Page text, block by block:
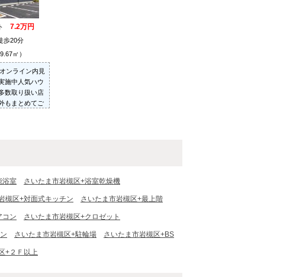
7.2万円
歩20分
㎡）
ンライン内見
施中人気ハウ
数取り扱い店
もまとめてご
浴室 さいたま市岩槻区+浴室乾燥機
槻区+対面式キッチン さいたま市岩槻区+最上階
コン さいたま市岩槻区+クロゼット
さいたま市岩槻区+駐輪場 さいたま市岩槻区+BS
+２Ｆ以上